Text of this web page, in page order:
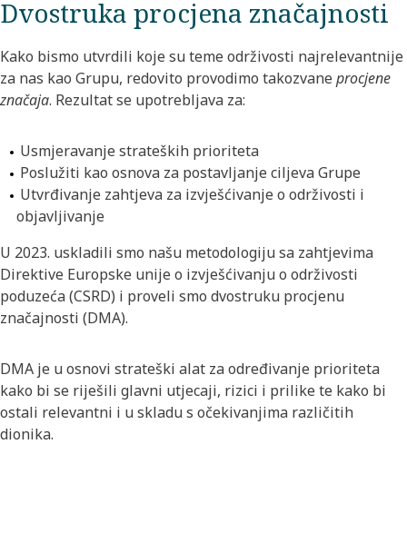
Dvostruka procjena značajnosti
Kako bismo utvrdili koje su teme održivosti najrelevantnije
za nas kao Grupu, redovito provodimo takozvaneprocjene
značaja. Rezultat se upotrebljava za:
Usmjeravanje strateških prioriteta
Poslužiti kao osnova za postavljanje ciljeva Grupe
Utvrđivanje zahtjeva za izvješćivanje o održivosti i
objavljivanje
U 2023. uskladili smo našu metodologiju sa zahtjevima
Direktive Europske unije o izvješćivanju o održivosti
poduzeća (CSRD) i proveli smo dvostruku procjenu
značajnosti (DMA).
DMA je u osnovi strateški alat za određivanje prioriteta
kako bi se riješili glavni utjecaji, rizici i prilike te kako bi
ostali relevantni i u skladu s očekivanjima različitih
dionika.